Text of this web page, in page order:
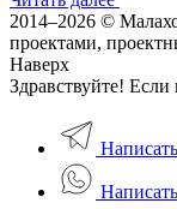
2014–2026 ©
проектами,
Наверх
Здравствуйте!